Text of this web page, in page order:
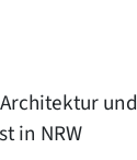
und
in NRW